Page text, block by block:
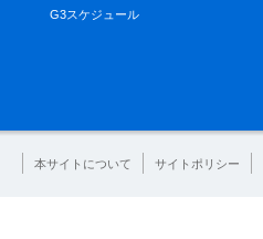
G3スケジュール
本サイトについて サイトポリシー